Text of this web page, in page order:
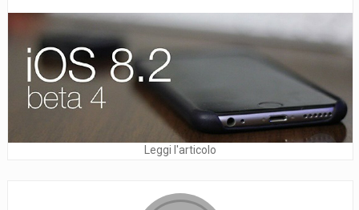
Leggi l'articolo